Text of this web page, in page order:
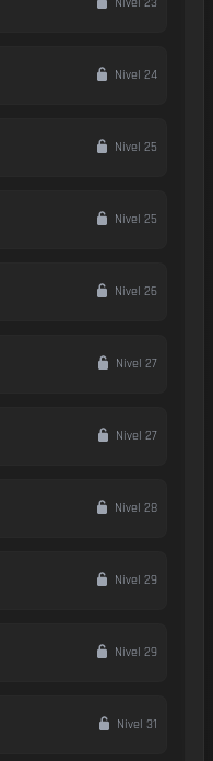
Nivel 24
Nivel 25
Nivel 25
Nivel 26
Nivel 27
Nivel 27
Nivel 28
Nivel 29
Nivel 29
Nivel 31